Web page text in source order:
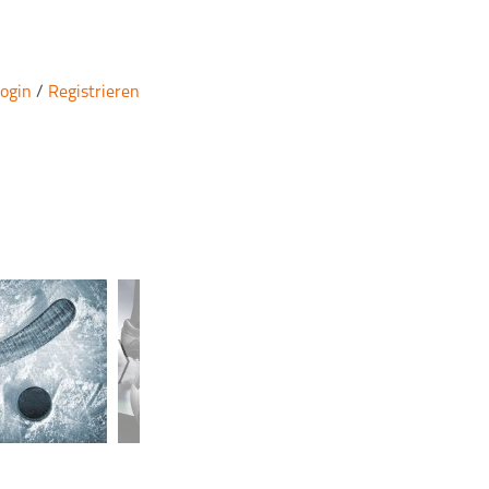
/ Registrieren